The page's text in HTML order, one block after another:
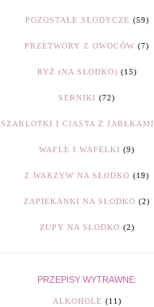
POZOSTAŁE SŁODYCZE (59)
PRZETWORY Z OWOCÓW (7)
RYŻ (NA SŁODKO) (15)
SERNIKI (72)
SZARLOTKI I CIASTA Z JABŁKAMI
WAFLE I WAFELKI (9)
Z WARZYW NA SŁODKO (19)
ZAPIEKANKI NA SŁODKO (2)
ZUPY NA SŁODKO (2)
PRZEPISY WYTRAWNE:
ALKOHOLE (11)